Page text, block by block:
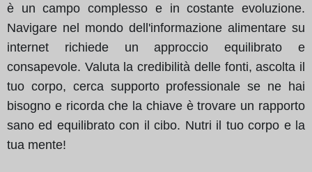
è un campo complesso e in costante evoluzione.
Navigare nel mondo dell'informazione alimentare su
internet richiede un approccio equilibrato e
consapevole. Valuta la credibilità delle fonti, ascolta il
tuo corpo, cerca supporto professionale se ne hai
bisogno e ricorda che la chiave è trovare un rapporto
sano ed equilibrato con il cibo. Nutri il tuo corpo e la
tua mente!